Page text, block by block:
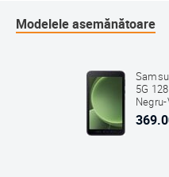
Modelele asemănătoare
5G